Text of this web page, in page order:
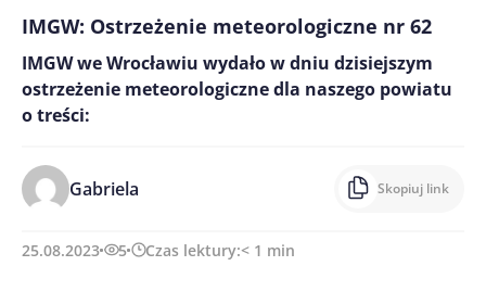
IMGW: Ostrzeżenie meteorologiczne nr 62
IMGW we Wrocławiu wydało w dniu dzisiejszym
ostrzeżenie meteorologiczne dla naszego powiatu
o treści:
Gabriela Skopiuj link
25.08.2023 5 Czas lektury:< 1 min